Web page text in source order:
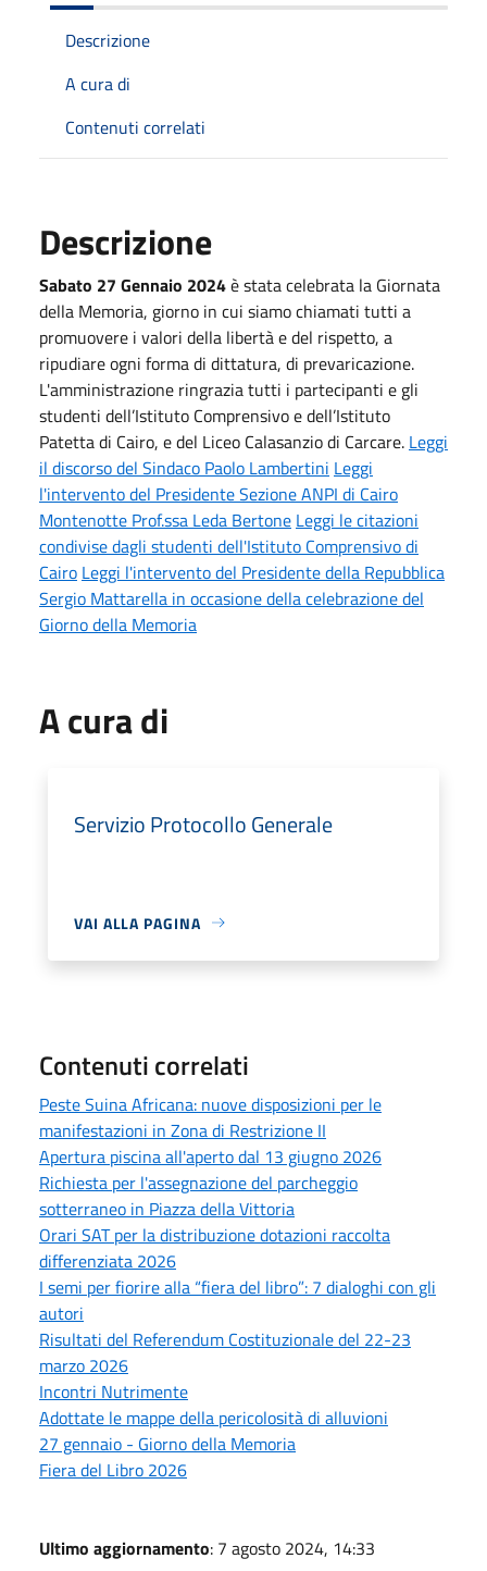
Descrizione
A cura di
Contenuti correlati
Descrizione
Sabato 27 Gennaio 2024è stata celebrata la Giornata
della Memoria, giorno in cui siamo chiamati tutti a
promuovere i valori della libertà e del rispetto, a
ripudiare ogni forma di dittatura, di prevaricazione.
L'amministrazione ringrazia tutti i partecipanti e gli
studenti dell’Istituto Comprensivo e dell’Istituto
Patetta di Cairo, e del Liceo Calasanzio di Carcare. Leggi
il discorso del Sindaco Paolo Lambertini Leggi
l'intervento del Presidente Sezione ANPI di Cairo
Montenotte Prof.ssa Leda Bertone Leggi le citazioni
condivise dagli studenti dell'Istituto Comprensivo di
Cairo Leggi l'intervento del Presidente della Repubblica
Sergio Mattarella in occasione della celebrazione del
Giorno della Memoria
A cura di
Servizio Protocollo Generale
VAI ALLA PAGINA
Contenuti correlati
Peste Suina Africana: nuove disposizioni per le
manifestazioni in Zona di Restrizione II
Apertura piscina all'aperto dal 13 giugno 2026
Richiesta per l'assegnazione del parcheggio
sotterraneo in Piazza della Vittoria
Orari SAT per la distribuzione dotazioni raccolta
differenziata 2026
I semi per fiorire alla “fiera del libro”: 7 dialoghi con gli
autori
Risultati del Referendum Costituzionale del 22-23
marzo 2026
Incontri Nutrimente
Adottate le mappe della pericolosità di alluvioni
27 gennaio - Giorno della Memoria
Fiera del Libro 2026
Ultimo aggiornamento: 7 agosto 2024, 14:33